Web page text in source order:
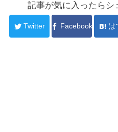
記事が気に入ったらシ
Twitter Facebook は